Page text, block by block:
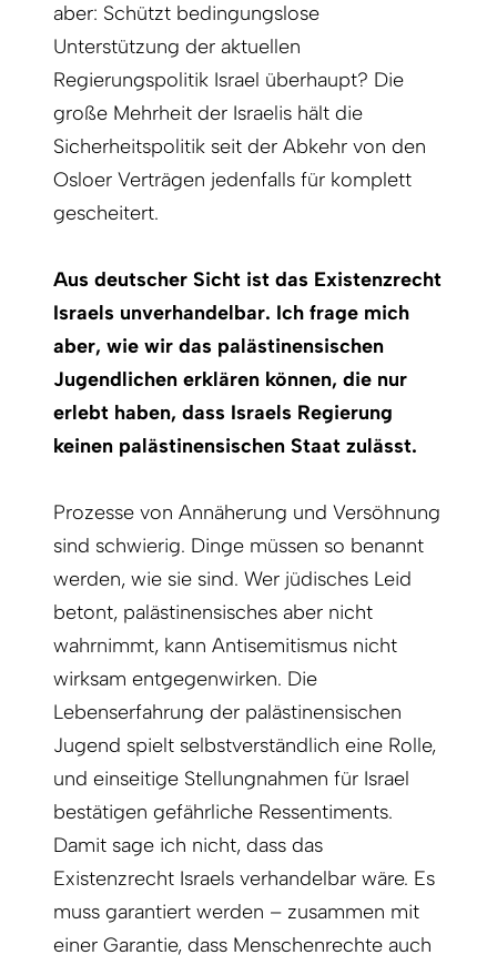
aber: Schützt bedingungslose
Unterstützung der aktuellen
Regierungspolitik Israel überhaupt? Die
große Mehrheit der Israelis hält die
Sicherheitspolitik seit der Abkehr von den
Osloer Verträgen jedenfalls für komplett
gescheitert.
Aus deutscher Sicht ist das Existenzrecht
Israels unverhandelbar. Ich frage mich
aber, wie wir das palästinensischen
Jugendlichen erklären können, die nur
erlebt haben, dass Israels Regierung
keinen palästinensischen Staat zulässt.
Prozesse von Annäherung und Versöhnung
sind schwierig. Dinge müssen so benannt
werden, wie sie sind. Wer jüdisches Leid
betont, palästinensisches aber nicht
wahrnimmt, kann Antisemitismus nicht
wirksam entgegenwirken. Die
Lebenserfahrung der palästinensischen
Jugend spielt selbstverständlich eine Rolle,
und einseitige Stellungnahmen für Israel
bestätigen gefährliche Ressentiments.
Damit sage ich nicht, dass das
Existenzrecht Israels verhandelbar wäre. Es
muss garantiert werden – zusammen mit
einer Garantie, dass Menschenrechte auch